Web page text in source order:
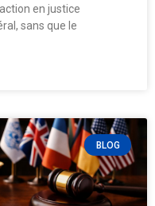
en justice
sans que le
BLOG